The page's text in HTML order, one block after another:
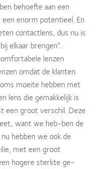
behoefte aan een
enorm potentieel. En
contactlens, dus nu is
elkaar brengen”.
lenzen
omdat de klanten
moeite hebben met
lens die gemakkelijk is
een groot verschil. Deze
want we heb-ben de
hebben we ook de
met een groot
hogere sterkte ge-